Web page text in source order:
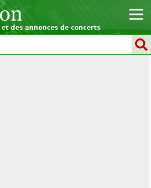
des annonces de concerts